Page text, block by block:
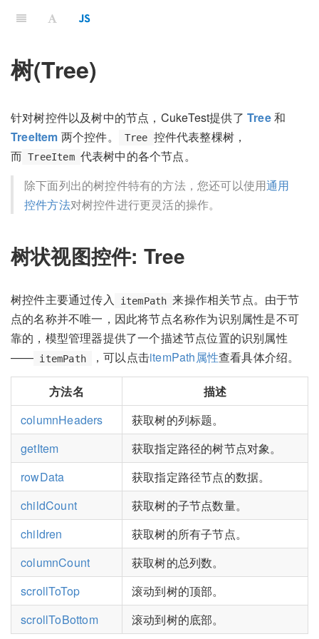
树(Tree)
针对树控件以及树中的节点，CukeTest提供了Tree和
TreeItem 两个控件。 Tree 控件代表整棵树，
而 TreeItem 代表树中的各个节点。
除下面列出的树控件特有的方法，您还可以使用通用
控件方法对树控件进行更灵活的操作。
树状视图控件: Tree
树控件主要通过传入 itemPath 来操作相关节点。由于节
点的名称并不唯一，因此将节点名称作为识别属性是不可
靠的，模型管理器提供了一个描述节点位置的识别属性
—— itemPath ，可以点击itemPath属性查看具体介绍。
方法名
描述
columnHeaders
获取树的列标题。
getItem
获取指定路径的树节点对象。
rowData
获取指定路径节点的数据。
childCount
获取树的子节点数量。
children
获取树的所有子节点。
columnCount
获取树的总列数。
scrollToTop
滚动到树的顶部。
scrollToBottom
滚动到树的底部。